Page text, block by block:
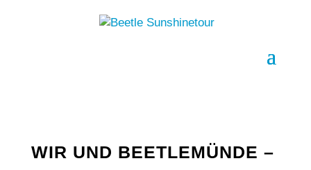
WIR UND BEETLEMÜNDE –